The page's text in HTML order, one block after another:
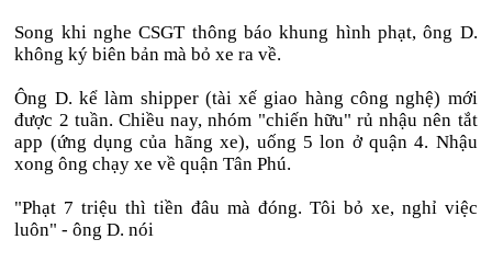
Song khi nghe CSGT thông báo khung hình phạt, ông D.
không ký biên bản mà bỏ xe ra về.
Ông D. kể làm shipper (tài xế giao hàng công nghệ) mới
được 2 tuần. Chiều nay, nhóm "chiến hữu" rủ nhậu nên tắt
app (ứng dụng của hãng xe), uống 5 lon ở quận 4. Nhậu
xong ông chạy xe về quận Tân Phú.
"Phạt 7 triệu thì tiền đâu mà đóng. Tôi bỏ xe, nghỉ việc
luôn" - ông D. nói